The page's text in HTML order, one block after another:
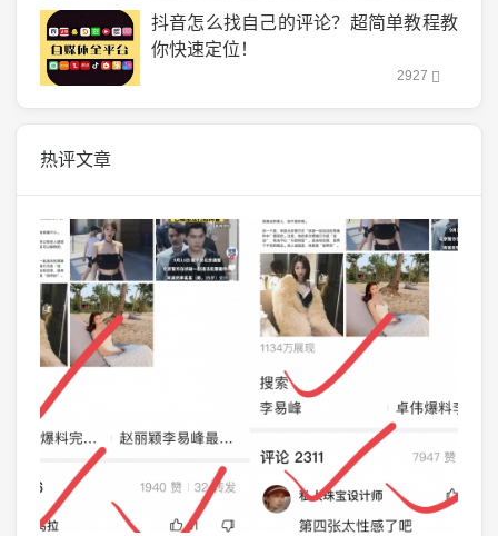
抖音怎么找自己的评论？超简单教程教
你快速定位！
2927
热评文章